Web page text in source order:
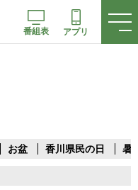
番組表 アプリ
お盆 香川県民の日 暑